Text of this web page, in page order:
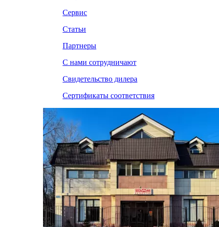
Сервис
Статьи
Партнеры
С нами сотрудничают
Свидетельство дилера
Сертификаты соответствия